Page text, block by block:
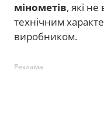
мінометів, які не
технічним
виробником.
Реклама